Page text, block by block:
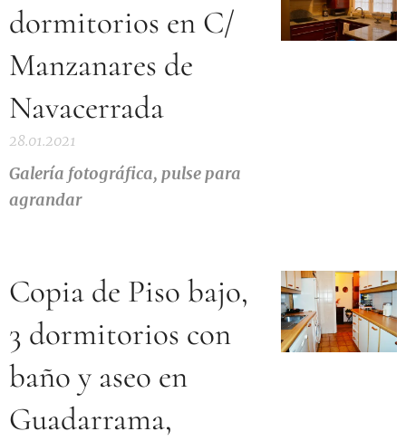
dormitorios en C/
Manzanares de
Navacerrada
28.01.2021
Galería fotográfica, pulse para
agrandar
Copia de Piso bajo,
3 dormitorios con
baño y aseo en
Guadarrama,